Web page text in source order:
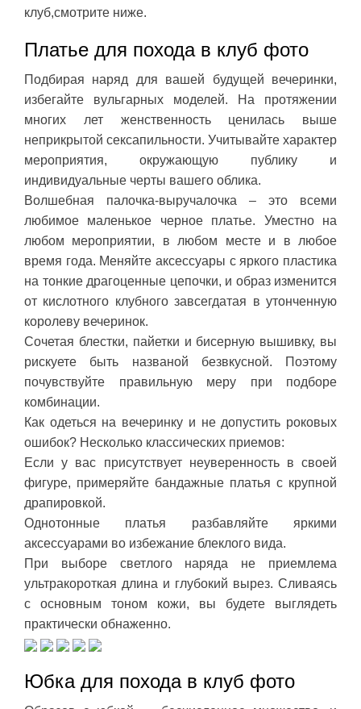
клуб,смотрите ниже.
Платье для похода в клуб фото
Подбирая наряд для вашей будущей вечеринки,
избегайте вульгарных моделей. На протяжении
многих лет женственность ценилась выше
неприкрытой сексапильности. Учитывайте характер
мероприятия, окружающую публику и
индивидуальные черты вашего облика.
Волшебная палочка-выручалочка – это всеми
любимое маленькое черное платье. Уместно на
любом мероприятии, в любом месте и в любое
время года. Меняйте аксессуары с яркого пластика
на тонкие драгоценные цепочки, и образ изменится
от кислотного клубного завсегдатая в утонченную
королеву вечеринок.
Сочетая блестки, пайетки и бисерную вышивку, вы
рискуете быть названой безвкусной. Поэтому
почувствуйте правильную меру при подборе
комбинации.
Как одеться на вечеринку и не допустить роковых
ошибок? Несколько классических приемов:
Если у вас присутствует неуверенность в своей
фигуре, примеряйте бандажные платья с крупной
драпировкой.
Однотонные платья разбавляйте яркими
аксессуарами во избежание блеклого вида.
При выборе светлого наряда не приемлема
ультракороткая длина и глубокий вырез. Сливаясь
с основным тоном кожи, вы будете выглядеть
практически обнаженно.
Юбка для похода в клуб фото